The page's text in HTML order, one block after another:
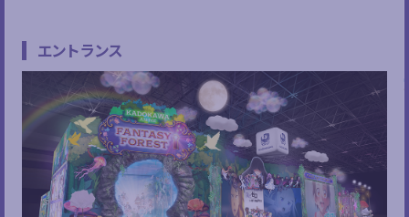
エントランス